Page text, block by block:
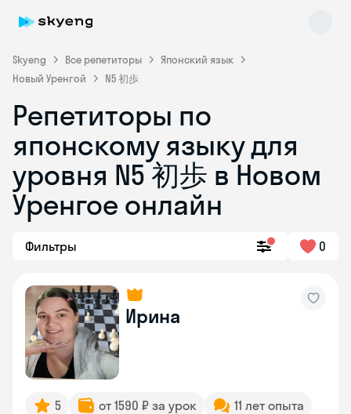
Skyeng Все репетиторы
Японский язык
Новый Уренгой
N5 初歩
Репетиторы по
японскому языку для
уровня N5 初歩 в Новом
Уренгое онлайн
Фильтры 0
Ирина
5 от 1590 ₽ за урок
11 лет опыта
Skyeng Chat